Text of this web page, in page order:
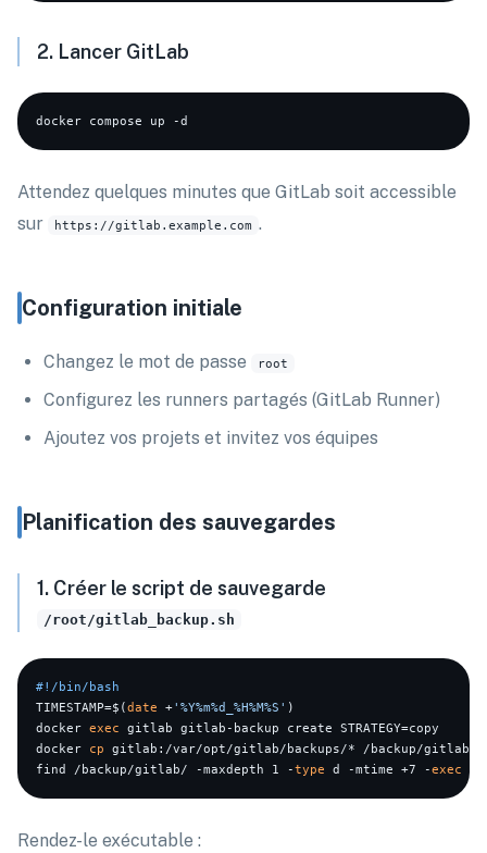
2. Lancer GitLab
Attendez quelques minutes que GitLab soit accessible
sur
https://gitlab.example.com .
Configuration initiale
Changez le mot de passe root
Configurez les runners partagés (GitLab Runner)
Ajoutez vos projets et invitez vos équipes
Planification des sauvegardes
1. Créer le script de sauvegarde
/root/gitlab_backup.sh
#!/bin/bash
TIMESTAMP=$(date +'%Y%m%d_%H%M%S' )
docker exec gitlab gitlab-backup create STRATEGY=copy
docker cp gitlab:/var/opt/gitlab/backups/* /backup/gitlab/
find /backup/gitlab/ -maxdepth 1 -type d -mtime +7 -exec
Rendez-le exécutable :